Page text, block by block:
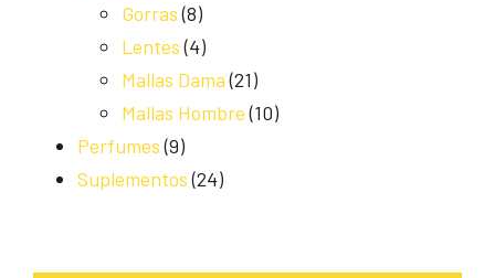
Gorras (8)
Lentes (4)
Mallas Dama (21)
Mallas Hombre (10)
Perfumes (9)
Suplementos (24)